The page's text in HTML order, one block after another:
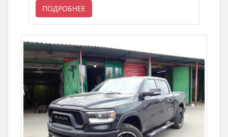
ПОДРОБНЕЕ